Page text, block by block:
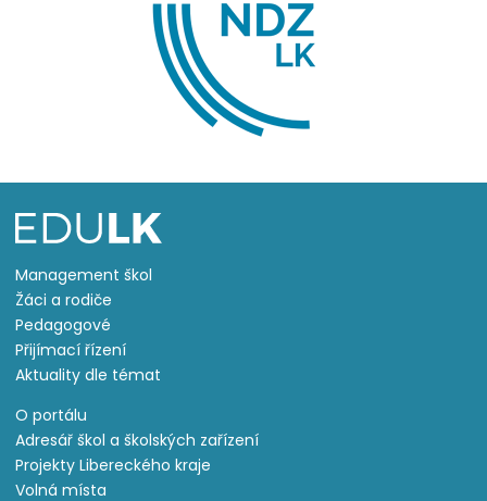
Management škol
Žáci a rodiče
Pedagogové
Přijímací řízení
Aktuality dle témat
O portálu
Adresář škol a školských zařízení
Projekty Libereckého kraje
Volná místa